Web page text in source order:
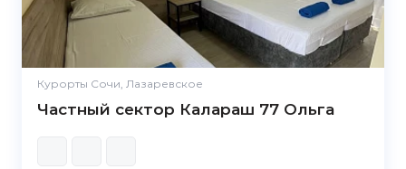
Курорты Сочи, Лазаревское
Частный сектор Калараш 77 Ольга